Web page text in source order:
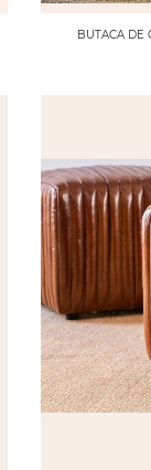
BUTACA DE